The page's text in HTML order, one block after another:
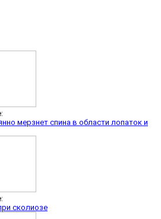
мерзнет спина в области лопаток и
сколиозе